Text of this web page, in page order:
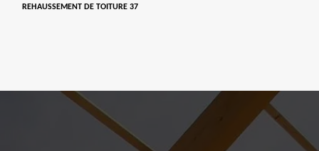
REHAUSSEMENT DE TOITURE 37